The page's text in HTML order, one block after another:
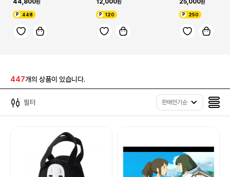
448 120 250
447개의 상품이 있습니다.
필터 판매인기순